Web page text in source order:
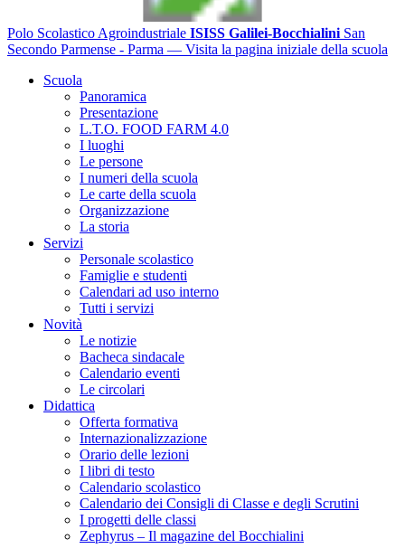
Polo Scolastico Agroindustriale ISISS Galilei-Bocchialini San
Secondo Parmense - Parma — Visita la pagina iniziale della scuola
Scuola
Panoramica
Presentazione
L.T.O. FOOD FARM 4.0
I luoghi
Le persone
I numeri della scuola
Le carte della scuola
Organizzazione
La storia
Servizi
Personale scolastico
Famiglie e studenti
Calendari ad uso interno
Tutti i servizi
Novità
Le notizie
Bacheca sindacale
Calendario eventi
Le circolari
Didattica
Offerta formativa
Internazionalizzazione
Orario delle lezioni
I libri di testo
Calendario scolastico
Calendario dei Consigli di Classe e degli Scrutini
I progetti delle classi
Zephyrus – Il magazine del Bocchialini